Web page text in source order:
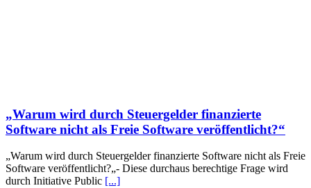
„Warum wird durch Steuergelder finanzierte
Software nicht als Freie Software veröffentlicht?“
„Warum wird durch Steuergelder finanzierte Software nicht als Freie
Software veröffentlicht?„- Diese durchaus berechtige Frage wird
durch Initiative Public [...]